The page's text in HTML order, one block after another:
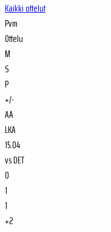
Kaikki ottelut
Pvm
Ottelu
M
S
P
+/-
AA
LKA
15.04
vsDET
0
1
1
+2